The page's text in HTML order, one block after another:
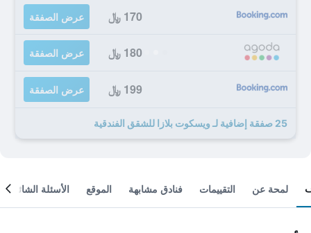
170 ﷼ عرض الصفقة
180 ﷼ عرض الصفقة
199 ﷼ عرض الصفقة
25 صفقة إضافية لـ ويسكوت بلازا للشقق الفندقية
لمحة عن التقييمات فنادق مشابهة الموقع الأسئلة الشائعة